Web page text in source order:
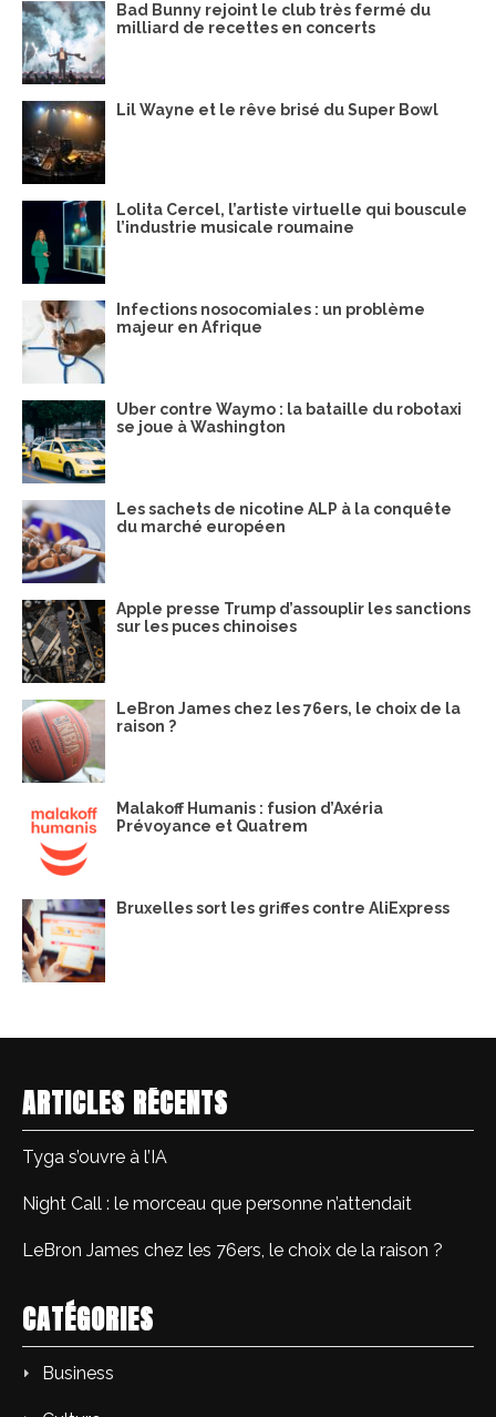
Bad Bunny rejoint le club très fermé du
milliard de recettes en concerts
Lil Wayne et le rêve brisé du Super Bowl
Lolita Cercel, l’artiste virtuelle qui bouscule
l’industrie musicale roumaine
Infections nosocomiales : un problème
majeur en Afrique
Uber contre Waymo : la bataille du robotaxi
se joue à Washington
Les sachets de nicotine ALP à la conquête
du marché européen
Apple presse Trump d’assouplir les sanctions
sur les puces chinoises
LeBron James chez les 76ers, le choix de la
raison ?
Malakoff Humanis : fusion d’Axéria
Prévoyance et Quatrem
Bruxelles sort les griffes contre AliExpress
ARTICLES RÉCENTS
Tyga s’ouvre à l’IA
Night Call : le morceau que personne n’attendait
LeBron James chez les 76ers, le choix de la raison ?
CATÉGORIES
Business